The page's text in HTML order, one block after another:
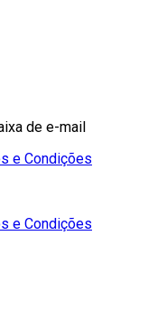
de e-mail
e Condições
e Condições